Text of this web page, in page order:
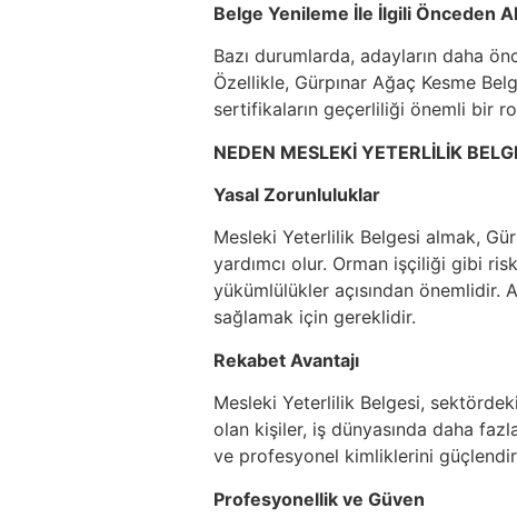
Belge Yenileme İle İlgili Önceden
Bazı durumlarda, adayların daha
Özellikle, Gürpınar Ağaç Kesme
sertifikaların geçerliliği önemli bir
NEDEN MESLEKİ YETERLİLİK
Yasal Zorunluluklar
Mesleki Yeterlilik Belgesi almak,
yardımcı olur. Orman işçiliği gibi
yükümlülükler açısından önemlidir.
sağlamak için gereklidir.
Rekabet Avantajı
Mesleki Yeterlilik Belgesi,
olan kişiler, iş dünyasında daha
ve profesyonel kimliklerini
Profesyonellik ve Güven